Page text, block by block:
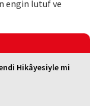
engin lutuf ve
Hikâyesiyle mi